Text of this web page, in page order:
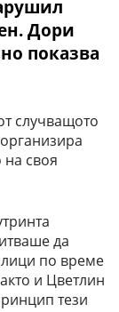
Дори
показва
случващото
на своя
да
по време
и Цветлин
тези